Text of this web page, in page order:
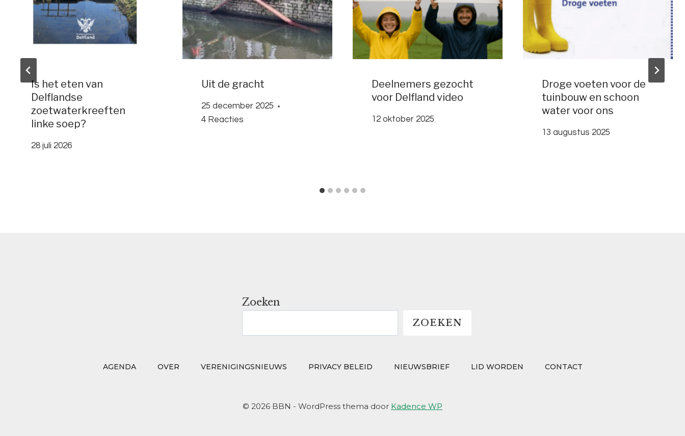
Is het eten van
Delflandse
zoetwaterkreeften
linke soep?
28 juli 2026
Uit de gracht
25 december 2025
4 Reacties
Deelnemers gezocht
voor Delfland video
12 oktober 2025
Droge voeten voor de
tuinbouw en schoon
water voor ons
13 augustus 2025
Zoeken
ZOEKEN
AGENDA OVER VERENIGINGSNIEUWS PRIVACY BELEID NIEUWSBRIEF LID WORDEN CONTACT
© 2026 BBN - WordPress thema door Kadence WP